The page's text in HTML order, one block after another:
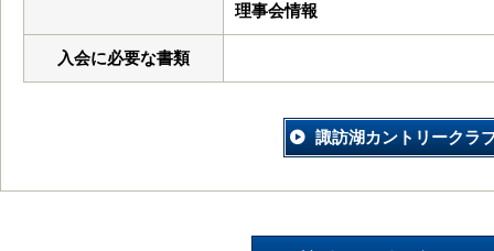
理事会情報
入会に必要な書類
諏訪湖カントリークラ